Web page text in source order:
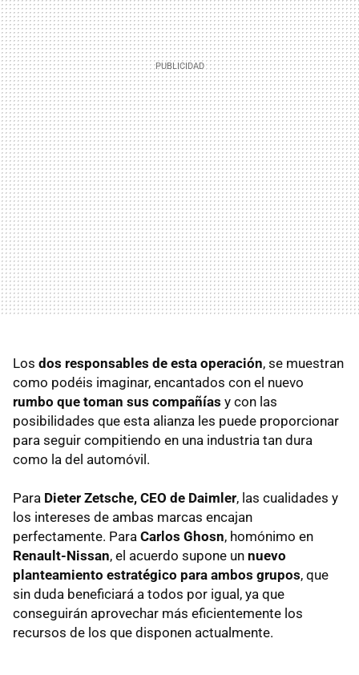
Los dos responsables de esta operación, se muestran
como podéis imaginar, encantados con el nuevo
rumbo que toman sus compañías y con las
posibilidades que esta alianza les puede proporcionar
para seguir compitiendo en una industria tan dura
como la del automóvil.
Para Dieter Zetsche, CEO de Daimler, las cualidades y
los intereses de ambas marcas encajan
perfectamente. Para Carlos Ghosn, homónimo en
Renault-Nissan, el acuerdo supone un nuevo
planteamiento estratégico para ambos grupos, que
sin duda beneficiará a todos por igual, ya que
conseguirán aprovechar más eficientemente los
recursos de los que disponen actualmente.